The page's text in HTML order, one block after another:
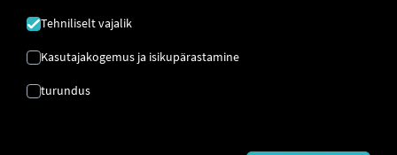
GmbHteenuseid? Seejärel ühendage oma
nende asukohti
Tehniliselt vajalik
Kasutajakogemus ja isikupärastamine
turundus